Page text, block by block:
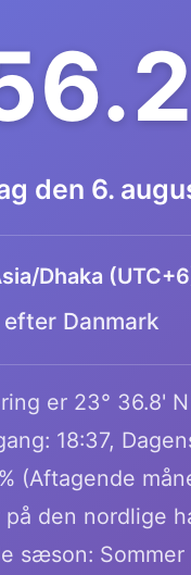
den 6.
Dhaka
Danmark
er 23° 36.8'
18:37,
(Aftagende
den nordlige
sæson: Sommer